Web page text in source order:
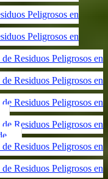
Peligrosos en
Peligrosos en
Residuos Peligrosos en
Residuos Peligrosos en
Residuos Peligrosos en
Residuos Peligrosos en
Residuos Peligrosos en
Residuos Peligrosos en